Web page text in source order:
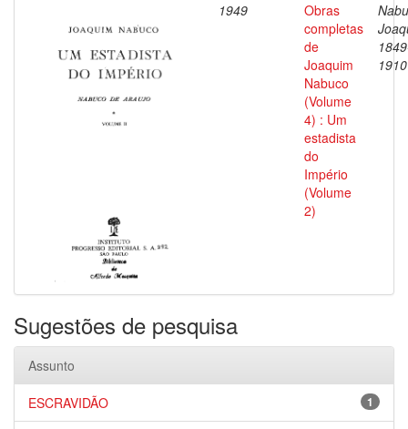
1949
Obras
completas
de
Joaquim
Nabuco
(Volume
4) : Um
estadista
do
Império
(Volume
2)
1910
Sugestões de pesquisa
Assunto
1
ESCRAVIDÃO